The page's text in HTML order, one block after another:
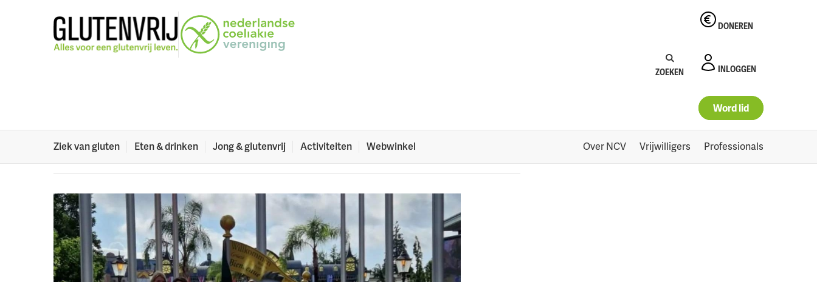
Zoeken:Zoeken
ZOEKEN
DONEREN
INLOGGEN
Word lid
Ziek van gluten Eten & drinken Jong & glutenvrij Activiteiten Webwinkel Over NCV Vrijwilligers Professionals
Zomertrip Coeliactive
Deel dit artikel:
Facebook
TwitterLinkedInVerzenden
Printen